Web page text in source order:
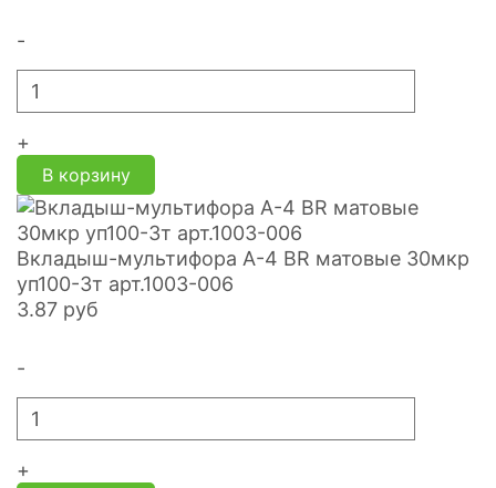
-
+
В корзину
Вкладыш-мультифора A-4 BR матовые 30мкр
уп100-3т арт.1003-006
3.87 руб
-
+